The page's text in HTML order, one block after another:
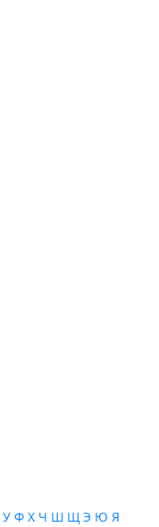
У Ф Х Ч Ш Щ Э Ю Я